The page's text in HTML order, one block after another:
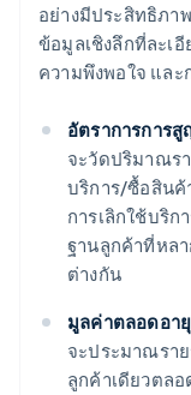
อย่างมีประสิทธิภา
ข้อมูลเชิงลึกที่ละเ
ความพึงพอใจ และ
อัตราการการสู
จะวัดปริมาณร
บริการ/ซื้อสินค้
การเลิกใช้บริ
ฐานลูกค้าที่หล
ต่างกัน
มูลค่าตลอดอา
จะประมาณรา
ลูกค้าเดียวตล